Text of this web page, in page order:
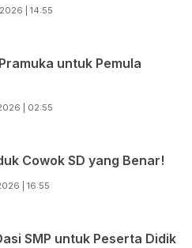
| 14:55
untuk Pemula
| 02:55
Cowok SD yang Benar!
| 16:55
SMP untuk Peserta Didik